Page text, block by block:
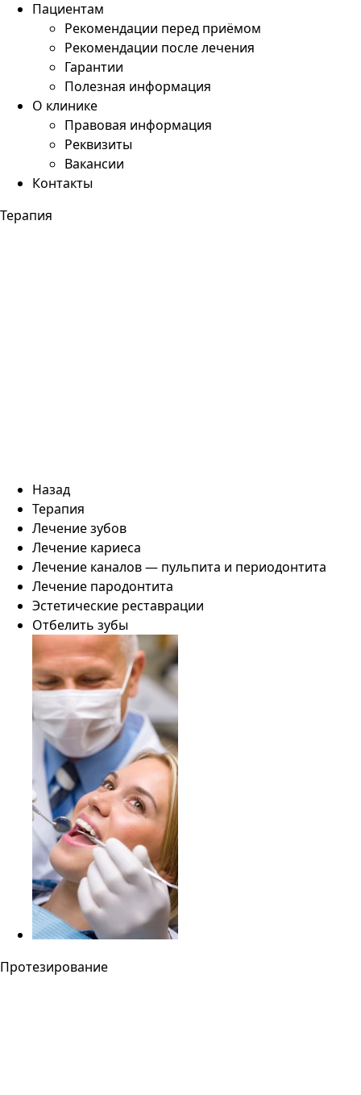
Пациентам
Рекомендации перед приёмом
Рекомендации после лечения
Гарантии
Полезная информация
О клинике
Правовая информация
Реквизиты
Вакансии
Контакты
Терапия
Назад
Терапия
Лечение зубов
Лечение кариеса
Лечение каналов — пульпита и периодонтита
Лечение пародонтита
Эстетические реставрации
Отбелить зубы
Протезирование